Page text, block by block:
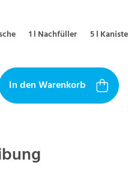
1 l Nachfüller 5 l
gewünschten
In den Warenkorb